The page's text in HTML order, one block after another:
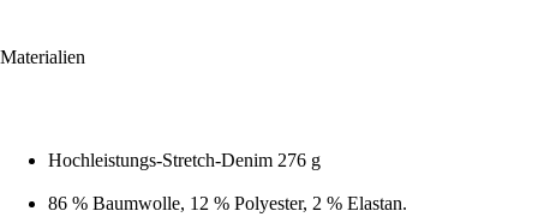
Materialien
Hochleistungs-Stretch-Denim 276 g
86 % Baumwolle, 12 % Polyester, 2 % Elastan.